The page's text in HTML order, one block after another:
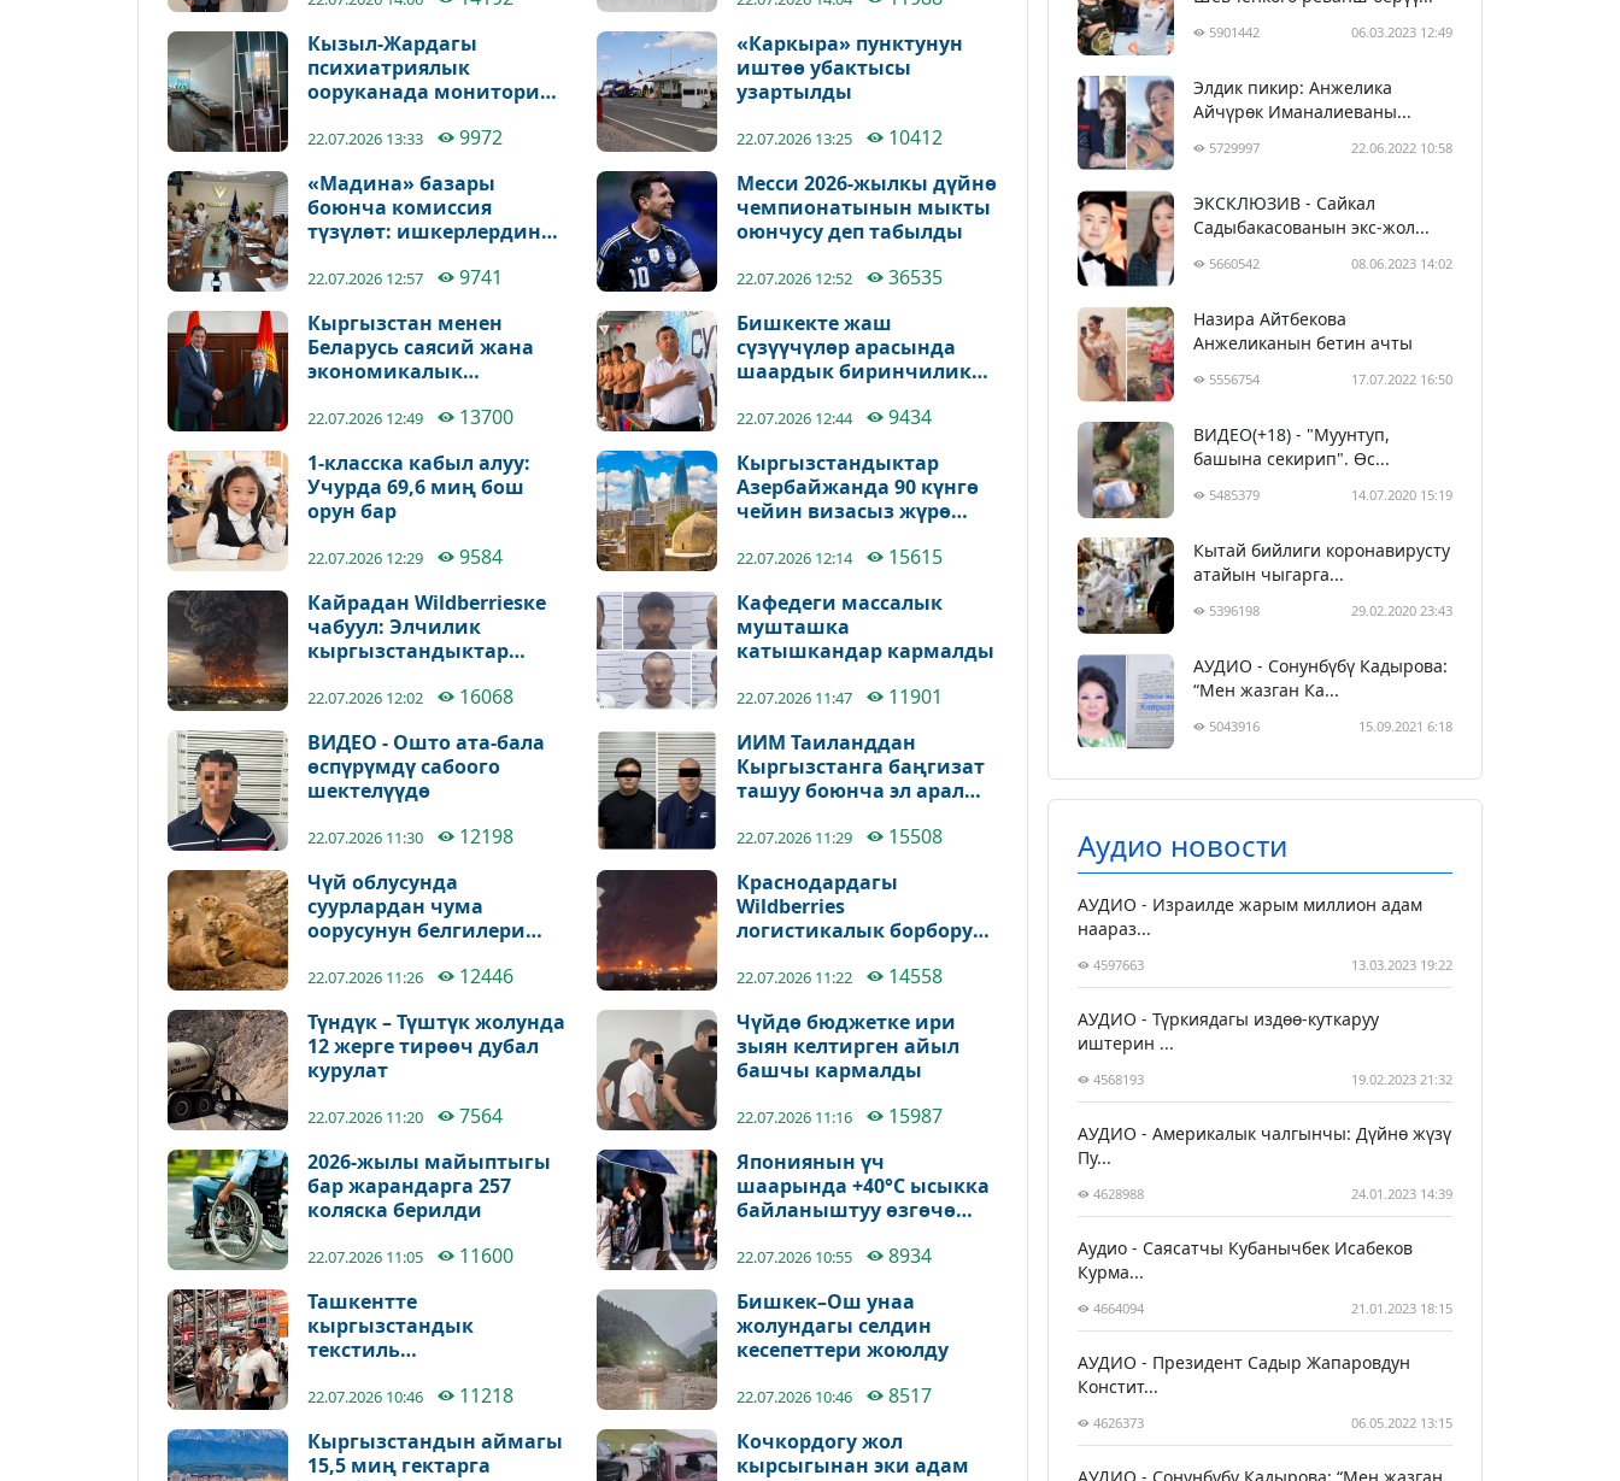
турниринин а ..>
1жума,2күн мурда
Президент Жапаров Астана
шаарына келди ..>
Кызыл-Жардагы
психиатриялык
ооруканада мониторинг
22.07.2026 13:33 9972
«Каркыра» пунктунун
иштөө убактысы
узартылды
22.07.2026 13:25
10412
«Мадина» базары
боюнча комиссия
түзүлөт: ишкерлердин
22.07.2026 12:57 9741
Месси 2026-жылкы дүйнө
чемпионатынын мыкты
оюнчусу деп табылды
22.07.2026 12:52
36535
Кыргызстан менен
Беларусь саясий жана
экономикалык
күчөтүүнү талкуулады
22.07.2026 12:49 13700
Бишкекте жаш
сүзүүчүлөр арасында
шаардык биринчилик
22.07.2026 12:44
9434
1-класска кабыл алуу:
Учурда 69,6 миң бош
орун бар
22.07.2026 12:29 9584
Кыргызстандыктар
Азербайжанда 90 күнгө
чейин визасыз жүрө
22.07.2026 12:14
15615
Кайрадан Wildberriesке
чабуул: Элчилик
кыргызстандыктар
22.07.2026 12:02 16068
Кафедеги массалык
мушташка
катышкандар кармалды
22.07.2026 11:47
11901
ВИДЕО - Ошто ата-бала
өспүрүмдү сабоого
шектелүүдө
22.07.2026 11:30 12198
ИИМ Таиланддан
Кыргызстанга баңгизат
ташуу боюнча эл аралык
22.07.2026 11:29
15508
Чүй облусунда
суурлардан чума
оорусунун белгилери
22.07.2026 11:26 12446
Краснодардагы
Wildberries
логистикалык борбору
22.07.2026 11:22
14558
Түндүк – Түштүк жолунда
12 жерге тирөөч дубал
курулат
22.07.2026 11:20 7564
Чүйдө бюджетке ири
зыян келтирген айыл
башчы кармалды
22.07.2026 11:16
15987
2026-жылы майыптыгы
бар жарандарга 257
коляска берилди
22.07.2026 11:05 11600
Япониянын үч
шаарында +40°C ысыкка
байланыштуу өзгөчө
22.07.2026 10:55
8934
Ташкентте
кыргызстандык
текстиль
бизнес-миссиясы өтүүдө
22.07.2026 10:46 11218
Бишкек–Ош унаа
жолундагы селдин
кесепеттери жоюлду
22.07.2026 10:46
8517
Кыргызстандын аймагы
15,5 миң гектарга
Кочкордогу жол
кырсыгынан эки адам
5901442 06.03.2023 12:49
Элдик пикир: Анжелика
Айчүрөк Иманалиеваны...
5729997 22.06.2022 10:58
ЭКСКЛЮЗИВ - Сайкал
Садыбакасованын экс-жол...
5660542 08.06.2023 14:02
Назира Айтбекова
Анжеликанын бетин ачты
5556754 17.07.2022 16:50
ВИДЕО(+18) - "Муунтуп,
башына секирип". Өс...
5485379 14.07.2020 15:19
Кытай бийлиги коронавирусту
атайын чыгарга...
5396198 29.02.2020 23:43
АУДИО - Сонунбүбү Кадырова:
“Мен жазган Ка...
5043916 15.09.2021 6:18
Аудио новости
АУДИО - Израилде жарым миллион адам
наараз...
4597663 13.03.2023 19:22
АУДИО - Түркиядагы издөө-куткаруу
иштерин ...
4568193 19.02.2023 21:32
АУДИО - Америкалык чалгынчы: Дүйнө жүзү
Пу...
4628988 24.01.2023 14:39
Аудио - Саясатчы Кубанычбек Исабеков
Курма...
4664094 21.01.2023 18:15
АУДИО - Президент Садыр Жапаровдун
Констит...
4626373 06.05.2022 13:15